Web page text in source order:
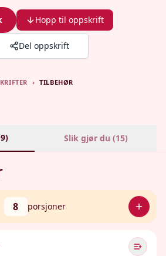
Hopp til oppskrift
Del oppskrift
› TILBEHØR
) Slik gjør du (15)
8 porsjoner